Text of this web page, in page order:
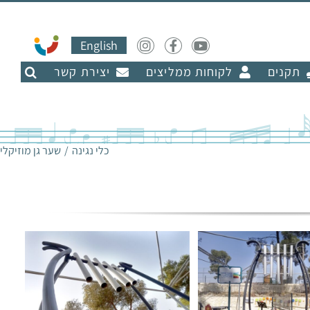
English
תקנים
לקוחות ממליצים יצירת קשר
כלי נגינה שער גן מוזיקלי